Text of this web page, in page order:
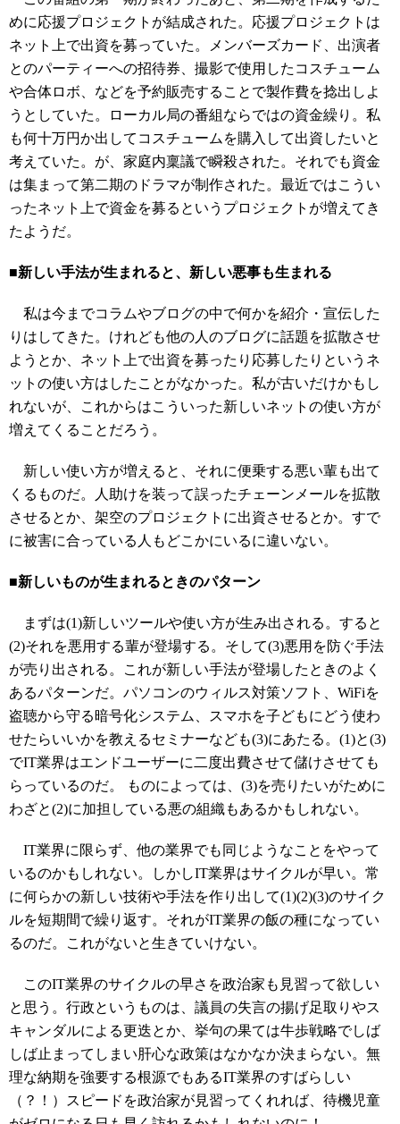
めに応援プロジェクトが結成された。応援プロジェクトは
ネット上で出資を募っていた。メンバーズカード、出演者
とのパーティーへの招待券、撮影で使用したコスチューム
や合体ロボ、などを予約販売することで製作費を捻出しよ
うとしていた。ローカル局の番組ならではの資金繰り。私
も何十万円か出してコスチュームを購入して出資したいと
考えていた。が、家庭内稟議で瞬殺された。それでも資金
は集まって第二期のドラマが制作された。最近ではこうい
ったネット上で資金を募るというプロジェクトが増えてき
たようだ。
■新しい手法が生まれると、新しい悪事も生まれる
私は今までコラムやブログの中で何かを紹介・宣伝した
りはしてきた。けれども他の人のブログに話題を拡散させ
ようとか、ネット上で出資を募ったり応募したりというネ
ットの使い方はしたことがなかった。私が古いだけかもし
れないが、これからはこういった新しいネットの使い方が
増えてくることだろう。
新しい使い方が増えると、それに便乗する悪い輩も出て
くるものだ。人助けを装って誤ったチェーンメールを拡散
させるとか、架空のプロジェクトに出資させるとか。すで
に被害に合っている人もどこかにいるに違いない。
■新しいものが生まれるときのパターン
まずは(1)新しいツールや使い方が生み出される。すると
(2)それを悪用する輩が登場する。そして(3)悪用を防ぐ手法
が売り出される。これが新しい手法が登場したときのよく
あるパターンだ。パソコンのウィルス対策ソフト、WiFiを
盗聴から守る暗号化システム、スマホを子どもにどう使わ
せたらいいかを教えるセミナーなども(3)にあたる。(1)と(3)
でIT業界はエンドユーザーに二度出費させて儲けさせても
らっているのだ。 ものによっては、(3)を売りたいがために
わざと(2)に加担している悪の組織もあるかもしれない。
IT業界に限らず、他の業界でも同じようなことをやって
いるのかもしれない。しかしIT業界はサイクルが早い。常
に何らかの新しい技術や手法を作り出して(1)(2)(3)のサイク
ルを短期間で繰り返す。それがIT業界の飯の種になってい
るのだ。これがないと生きていけない。
このIT業界のサイクルの早さを政治家も見習って欲しい
と思う。行政というものは、議員の失言の揚げ足取りやス
キャンダルによる更迭とか、挙句の果ては牛歩戦略でしば
しば止まってしまい肝心な政策はなかなか決まらない。無
理な納期を強要する根源でもあるIT業界のすばらしい
（？！）スピードを政治家が見習ってくれれば、待機児童